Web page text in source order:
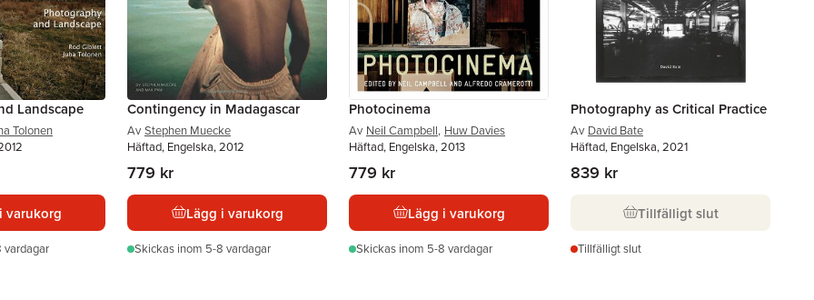
Landscape
Tolonen
varukorg
vardagar
Contingency in Madagascar
Av Stephen Muecke
Häftad, Engelska, 2012
779 kr
Lägg i varukorg
Skickas inom 5-8 vardagar
Photocinema
Av Neil Campbell, Huw Davies
Häftad, Engelska, 2013
779 kr
Lägg i varukorg
Skickas inom 5-8 vardagar
Photography as Critical Practice
Av David Bate
Häftad, Engelska, 2021
839 kr
Tillfälligt slut
Tillfälligt slut